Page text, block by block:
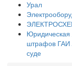
Урал
Юридическая
штрафов ГАИ
суде